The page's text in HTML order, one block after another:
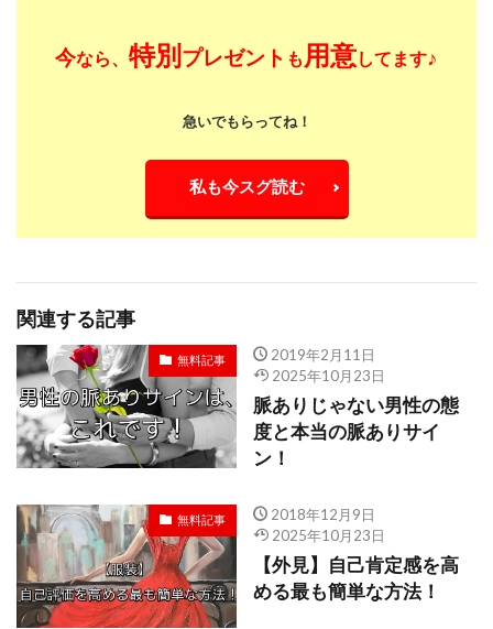
今なら、 特別 プレゼント も 用意してます♪
急いでもらってね！
私も今スグ読む
関連する記事
無料記事
2019年2月11日
2025年10月23日
脈ありじゃない男性の態
度と本当の脈ありサイ
ン！
無料記事
2018年12月9日
2025年10月23日
【外見】自己肯定感を高
める最も簡単な方法！